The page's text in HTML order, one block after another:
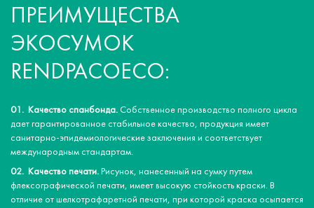
ПРЕИМУЩЕСТВА
ЭКОСУМОК
RENDPACOECO:
Качество спанбонда.Собственное производство полного цикла
дает гарантированное стабильное качество, продукция имеет
санитарно-эпидемиологические заключения и соответствует
международным стандартам.
Качество печати.Рисунок, нанесенный на сумку путем
флексографической печати, имеет высокую стойкость краски. В
отличие от шелкотрафаретной печати, при которой краска осыпается